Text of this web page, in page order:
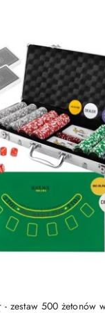
- zestaw 500 żetonów
PRODUKT